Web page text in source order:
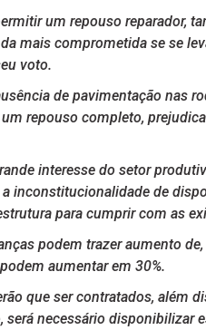
um repouso reparador,
mais comprometida se se
voto.
de pavimentação nas
repouso completo,
interesse do setor
inconstitucionalidade de
para cumprir com as
podem trazer aumento
aumentar em 30%.
que ser contratados, além
necessário disponibilizar